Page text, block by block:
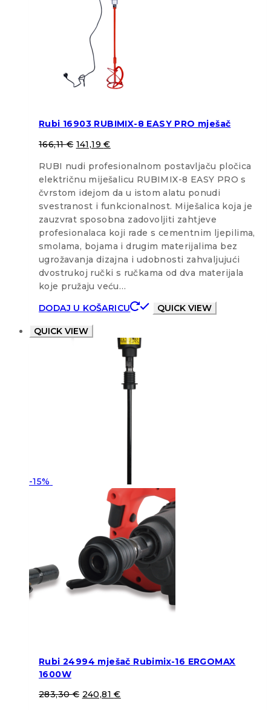
Rubi 16903 RUBIMIX-8 EASY PRO mješač
166,11€ 141,19€
RUBI nudi profesionalnom postavljaču pločica
električnu miješalicu RUBIMIX-8 EASY PRO s
čvrstom idejom da u istom alatu ponudi
svestranost i funkcionalnost. Miješalica koja je
zauzvrat sposobna zadovoljiti zahtjeve
profesionalaca koji rade s cementnim ljepilima,
smolama, bojama i drugim materijalima bez
ugrožavanja dizajna i udobnosti zahvaljujući
dvostrukoj ručki s ručkama od dva materijala
koje pružaju veću…
DODAJ U KOŠARICU
QUICK VIEW
QUICK VIEW
-15%
Rubi 24994 mješač Rubimix-16 ERGOMAX
1600W
283,30€ 240,81€